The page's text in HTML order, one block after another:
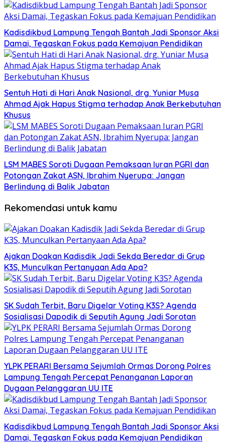
Kadisdikbud Lampung Tengah Bantah Jadi Sponsor Aksi
Damai, Tegaskan Fokus pada Kemajuan Pendidikan
Sentuh Hati di Hari Anak Nasional, drg. Yuniar Musa
Ahmad Ajak Hapus Stigma terhadap Anak Berkebutuhan
Khusus
LSM MABES Soroti Dugaan Pemaksaan Iuran PGRI dan
Potongan Zakat ASN, Ibrahim Nyerupa: Jangan
Berlindung di Balik Jabatan
Rekomendasi untuk kamu
Ajakan Doakan Kadisdik Jadi Sekda Beredar di Grup
K3S, Munculkan Pertanyaan Ada Apa?
SK Sudah Terbit, Baru Digelar Voting K3S? Agenda
Sosialisasi Dapodik di Seputih Agung Jadi Sorotan
YLPK PERARI Bersama Sejumlah Ormas Dorong Polres
Lampung Tengah Percepat Penanganan Laporan
Dugaan Pelanggaran UU ITE
Kadisdikbud Lampung Tengah Bantah Jadi Sponsor Aksi
Damai, Tegaskan Fokus pada Kemajuan Pendidikan